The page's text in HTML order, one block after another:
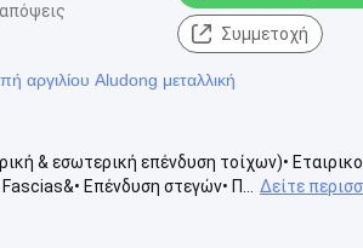
Συμμετοχή
αργιλίου Aludong μεταλλική
& εσωτερική επένδυση τοίχων)•
Επένδυση στεγών• Π...
Δείτε